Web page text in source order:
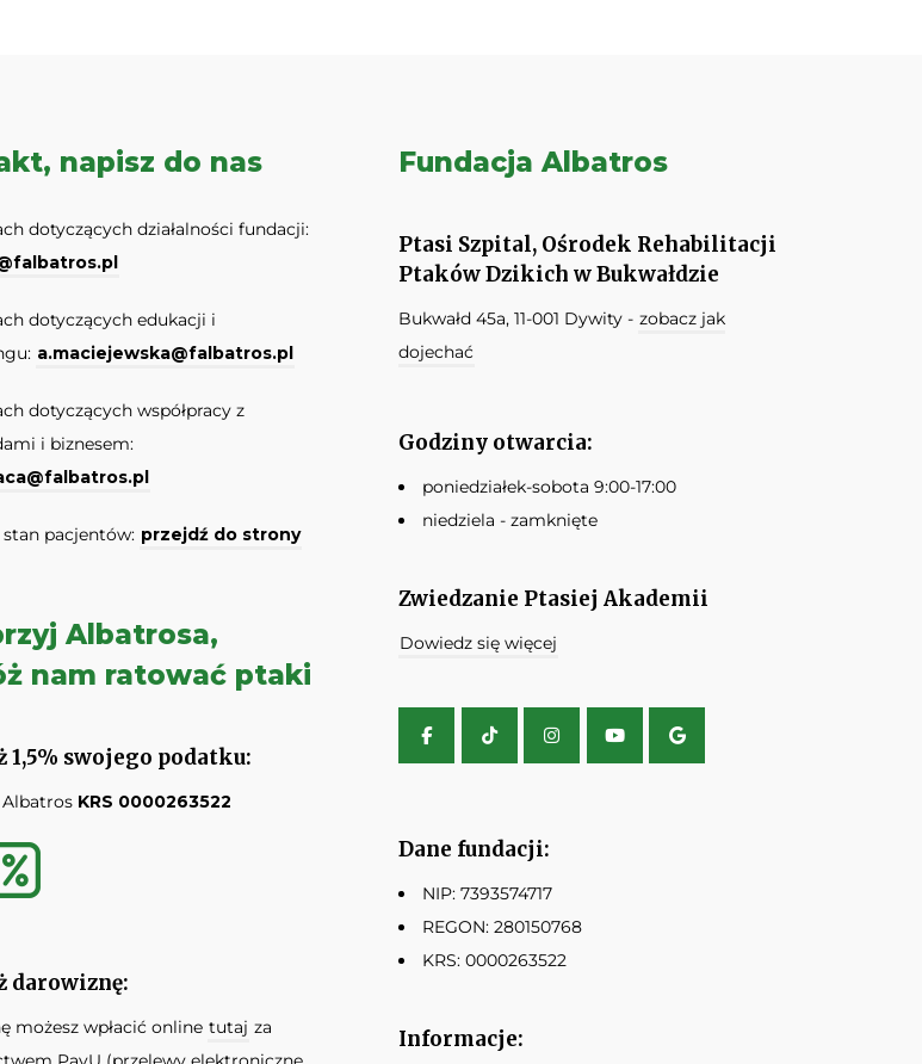
napisz do nas
dotyczących działalności fundacji:
dotyczących edukacji i
a.maciejewska@falbatros.pl
dotyczących współpracy z
i biznesem:
pacjentów: przejdź do strony
Albatrosa,
nam ratować ptaki
1,5% swojego podatku:
KRS 0000263522
darowiznę:
możesz wpłacić online tutaj za
Fundacja Albatros
Ptasi Szpital, Ośrodek Rehabilitacji
Ptaków Dzikich w Bukwałdzie
Bukwałd 45a, 11-001 Dywity - zobacz jak
dojechać
Godziny otwarcia:
poniedziałek-sobota 9:00-17:00
niedziela - zamknięte
Zwiedzanie Ptasiej Akademii
Dowiedz się więcej
Dane fundacji:
NIP: 7393574717
REGON: 280150768
KRS: 0000263522
Informacje: